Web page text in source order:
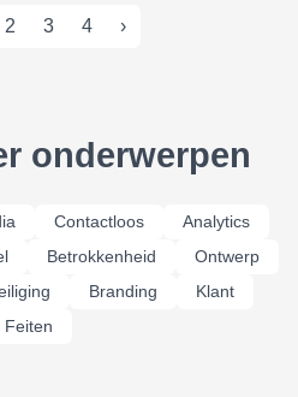
2 3 4 ›
onderwerpen
Contactloos
Analytics
Betrokkenheid
Ontwerp
Branding
Klant
Feiten